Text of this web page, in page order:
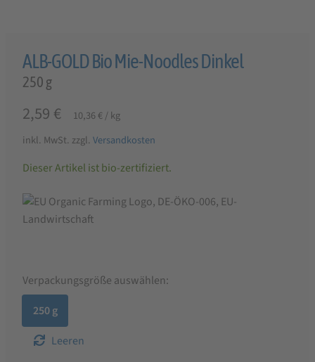
ALB-GOLD Bio Mie-Noodles Dinkel
250 g
2,59 € 10,36 €/kg
inkl. MwSt. zzgl. Versandkosten
Dieser Artikel ist bio-zertifiziert.
Verpackungsgröße auswählen:
250 g
Leeren